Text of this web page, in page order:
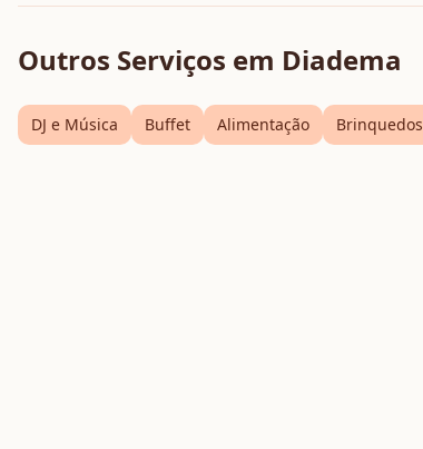
Outros Serviços em Diadema
DJ e Música Buffet Alimentação Brinquedos